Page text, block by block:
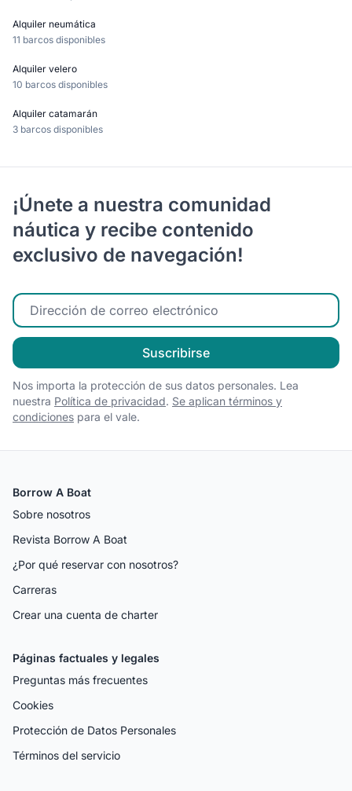
Alquiler neumática
11 barcos disponibles
Alquiler velero
10 barcos disponibles
Alquiler catamarán
3 barcos disponibles
¡Únete a nuestra comunidad
náutica y recibe contenido
exclusivo de navegación!
Ingrese su correo electrónico
Suscribirse
Nos importa la protección de sus datos personales. Lea
nuestra Política de privacidad. Se aplican términos y
condiciones para el vale.
Borrow A Boat
Sobre nosotros
Revista Borrow A Boat
¿Por qué reservar con nosotros?
Carreras
Crear una cuenta de charter
Páginas factuales y legales
Preguntas más frecuentes
Cookies
Protección de Datos Personales
Términos del servicio